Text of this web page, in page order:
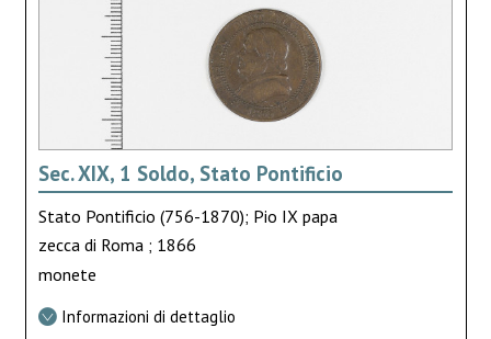
Sec. XIX, 1 Soldo, Stato Pontificio
Stato Pontificio (756-1870); Pio IX papa
zecca di Roma ; 1866
monete
Informazioni di dettaglio